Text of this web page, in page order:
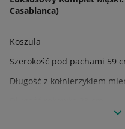
Casablanca)
Koszula
Szerokość pod pachami 59
Długość z kołnierzykiem